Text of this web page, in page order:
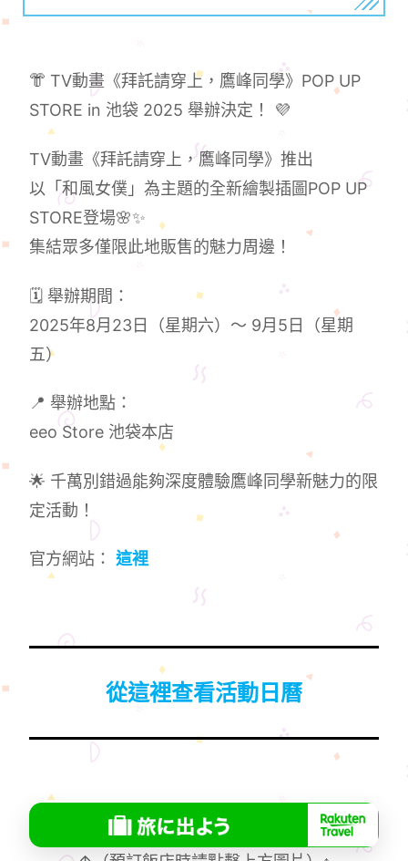
👘 TV動畫《拜託請穿上，鷹峰同學》POP UP
STORE in 池袋 2025 舉辦決定！ 💜
TV動畫《拜託請穿上，鷹峰同學》推出
以「和風女僕」為主題的全新繪製插圖POP UP
STORE登場🌸✨
集結眾多僅限此地販售的魅力周邊！
🗓️ 舉辦期間：
2025年8月23日（星期六）～ 9月5日（星期
五）
📍 舉辦地點：
eeo Store 池袋本店
🌟 千萬別錯過能夠深度體驗鷹峰同學新魅力的限
定活動！
官方網站：這裡
從這裡查看活動日曆